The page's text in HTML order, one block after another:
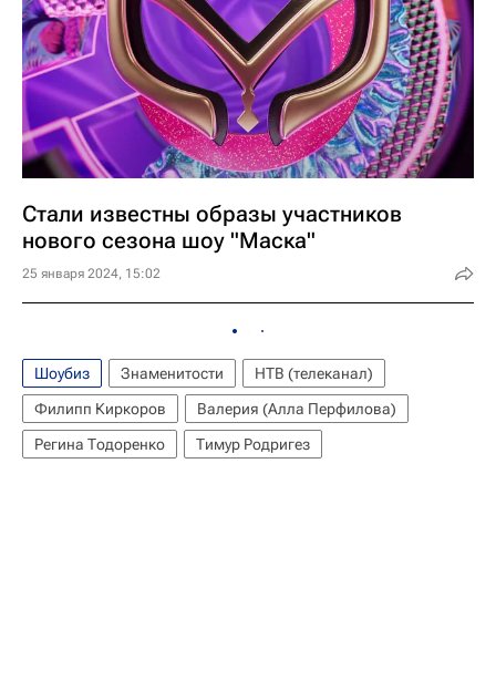
Стали известны образы участников
нового сезона шоу "Маска"
25 января 2024, 15:02
Шоубиз Знаменитости
НТВ (телеканал)
Филипп Киркоров
Валерия (Алла Перфилова)
Регина Тодоренко
Тимур Родригез